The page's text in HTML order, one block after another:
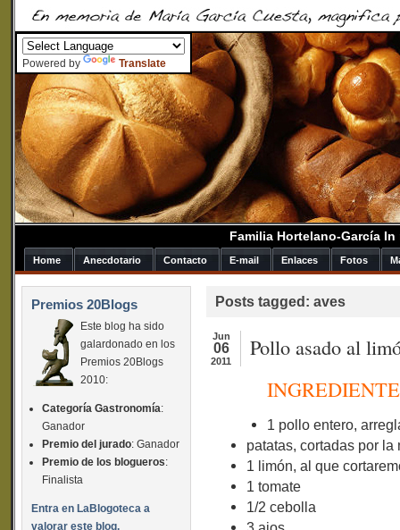
Powered by Translate
Familia Hortelano-García
Home Anecdotario Contacto E-mail Enlaces Fotos
Premios 20Blogs
Este blog ha sido
galardonado en los
Premios 20Blogs
2010:
Categoría Gastronomía:
Ganador
Premio del jurado: Ganador
Premio de los blogueros:
Finalista
Entra en LaBlogoteca a
valorar este blog.
Posts tagged: aves
Jun
06
2011
Pollo asado al
1 pollo entero,
patatas, cortadas por
1 limón, al que
1 tomate
1/2 cebolla